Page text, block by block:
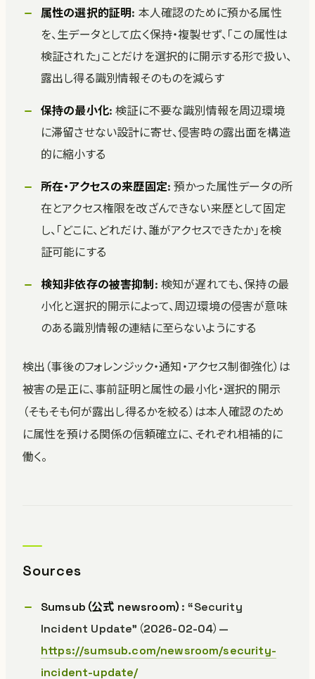
属性の選択的証明: 本人確認のために預かる属性
を、生データとして広く保持・複製せず、「この属性は
検証された」ことだけを選択的に開示する形で扱い、
露出し得る識別情報そのものを減らす
保持の最小化: 検証に不要な識別情報を周辺環境
に滞留させない設計に寄せ、侵害時の露出面を構造
的に縮小する
所在・アクセスの来歴固定: 預かった属性データの所
在とアクセス権限を改ざんできない来歴として固定
し、「どこに、どれだけ、誰がアクセスできたか」を検
証可能にする
検知非依存の被害抑制: 検知が遅れても、保持の最
小化と選択的開示によって、周辺環境の侵害が意味
のある識別情報の連結に至らないようにする
検出（事後のフォレンジック・通知・アクセス制御強化）は
被害の是正に、事前証明と属性の最小化・選択的開示
（そもそも何が露出し得るかを絞る）は本人確認のため
に属性を預ける関係の信頼確立に、それぞれ相補的に
働く。
Sources
Sumsub（公式 newsroom） : “Security
Incident Update”（2026-02-04）—
https://sumsub.com/newsroom/security-
incident-update/